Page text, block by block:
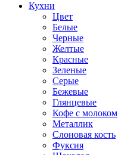
Кухни
Цвет
Белые
Черные
Желтые
Красные
Зеленые
Серые
Бежевые
Глянцевые
Кофе с молоком
Металлик
Слоновая кость
Фуксия